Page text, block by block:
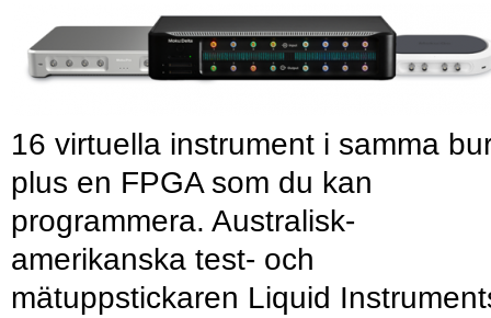
16 virtuella instrument i samma
plus en FPGA som du kan
programmera. Australisk-
amerikanska test- och
mätuppstickaren Liquid